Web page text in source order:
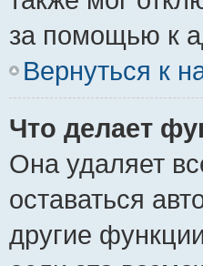
за помощью к
Вернуться к
Что делает
Она удаляет
оставаться
другие